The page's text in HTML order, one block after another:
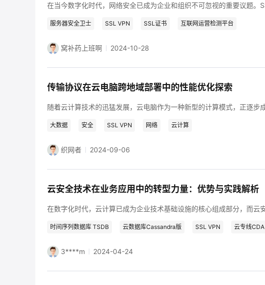
服务器安全卫士 SSL VPN SSL证书 互联网运营检测平台
窝补药上班啊 2024-10-28
传输协议在云电脑跨地域部署中的性能优化探索
大数据 安全 SSL VPN 网络 云计算
织网者 2024-09-06
云安全技术在业务应用中的转型力量：优势与实践解析
时间序列数据库 TSDB 云数据库Cassandra版 SSL VPN 云专线CDA
3****m 2024-04-24